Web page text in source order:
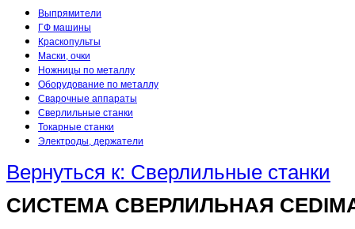
Выпрямители
ГФ машины
Краскопульты
Маски, очки
Ножницы по металлу
Оборудование по металлу
Сварочные аппараты
Сверлильные станки
Токарные станки
Электроды, держатели
Вернуться к: Сверлильные станки
СИСТЕМА СВЕРЛИЛЬНАЯ CEDIMA